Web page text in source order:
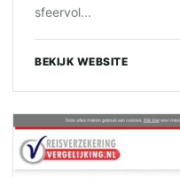
sfeervol...
BEKIJK WEBSITE